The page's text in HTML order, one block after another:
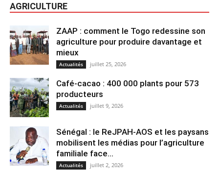
AGRICULTURE
ZAAP : comment le Togo redessine son
agriculture pour produire davantage et
mieux
Actualités juillet 25, 2026
Café-cacao : 400 000 plants pour 573
producteurs
Actualités juillet 9, 2026
Sénégal : le ReJPAH-AOS et les paysans
mobilisent les médias pour l’agriculture
familiale face...
Actualités juillet 2, 2026